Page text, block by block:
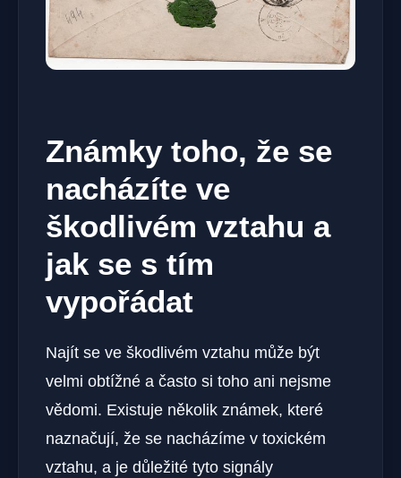
Známky toho, že se
nacházíte ve
škodlivém vztahu a
jak se s tím
vypořádat
Najít se ve škodlivém vztahu může být
velmi obtížné a často si toho ani nejsme
vědomi. Existuje několik známek, které
naznačují, že se nacházíme v toxickém
vztahu, a je důležité tyto signály